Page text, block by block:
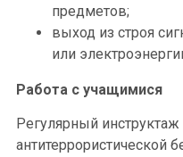
предметов;
выход из строя
или
Работа с учащимися
Регулярный инструктаж
антитеррористической